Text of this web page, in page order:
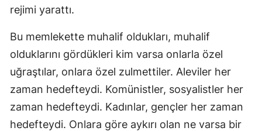
rejimi yarattı.
Bu memlekette muhalif oldukları, muhalif
olduklarını gördükleri kim varsa onlarla özel
uğraştılar, onlara özel zulmettiler. Aleviler her
zaman hedefteydi. Komünistler, sosyalistler her
zaman hedefteydi. Kadınlar, gençler her zaman
hedefteydi. Onlara göre aykırı olan ne varsa bir